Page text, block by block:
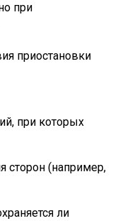
при
приостановки
при которых
сторон (например,
ли